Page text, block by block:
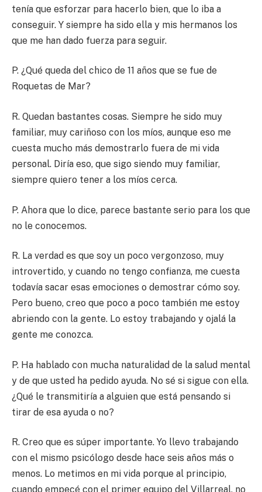
tenía que esforzar para hacerlo bien, que lo iba a
conseguir. Y siempre ha sido ella y mis hermanos los
que me han dado fuerza para seguir.
P. ¿Qué queda del chico de 11 años que se fue de
Roquetas de Mar?
R. Quedan bastantes cosas. Siempre he sido muy
familiar, muy cariñoso con los míos, aunque eso me
cuesta mucho más demostrarlo fuera de mi vida
personal. Diría eso, que sigo siendo muy familiar,
siempre quiero tener a los míos cerca.
P. Ahora que lo dice, parece bastante serio para los que
no le conocemos.
R. La verdad es que soy un poco vergonzoso, muy
introvertido, y cuando no tengo confianza, me cuesta
todavía sacar esas emociones o demostrar cómo soy.
Pero bueno, creo que poco a poco también me estoy
abriendo con la gente. Lo estoy trabajando y ojalá la
gente me conozca.
P. Ha hablado con mucha naturalidad de la salud mental
y de que usted ha pedido ayuda. No sé si sigue con ella.
¿Qué le transmitiría a alguien que está pensando si
tirar de esa ayuda o no?
R. Creo que es súper importante. Yo llevo trabajando
con el mismo psicólogo desde hace seis años más o
menos. Lo metimos en mi vida porque al principio,
cuando empecé con el primer equipo del Villarreal, no